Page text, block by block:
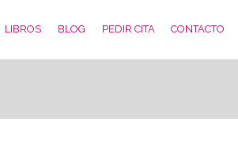
LIBROS BLOG PEDIR CITA CONTACTO